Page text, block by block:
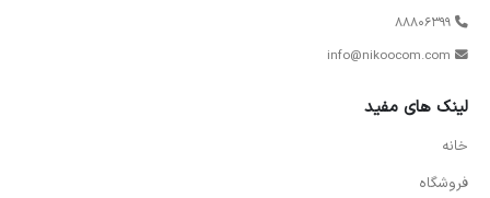
88806399
info@nikoocom.com
لینک های مفید
خانه
فروشگاه